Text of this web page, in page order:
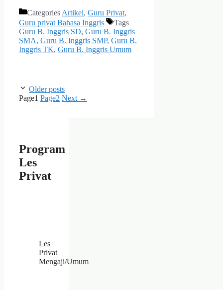
Categories Artikel, Guru Privat,
Guru privat Bahasa Inggris
Tags
Guru B. Inggris SD, Guru B. Inggris
SMA, Guru B. Inggris SMP, Guru B.
Inggris TK, Guru B. Inggris Umum
Older posts
Page1 Page2 Next →
Program
Les
Privat
Les
Privat
Mengaji/Umum